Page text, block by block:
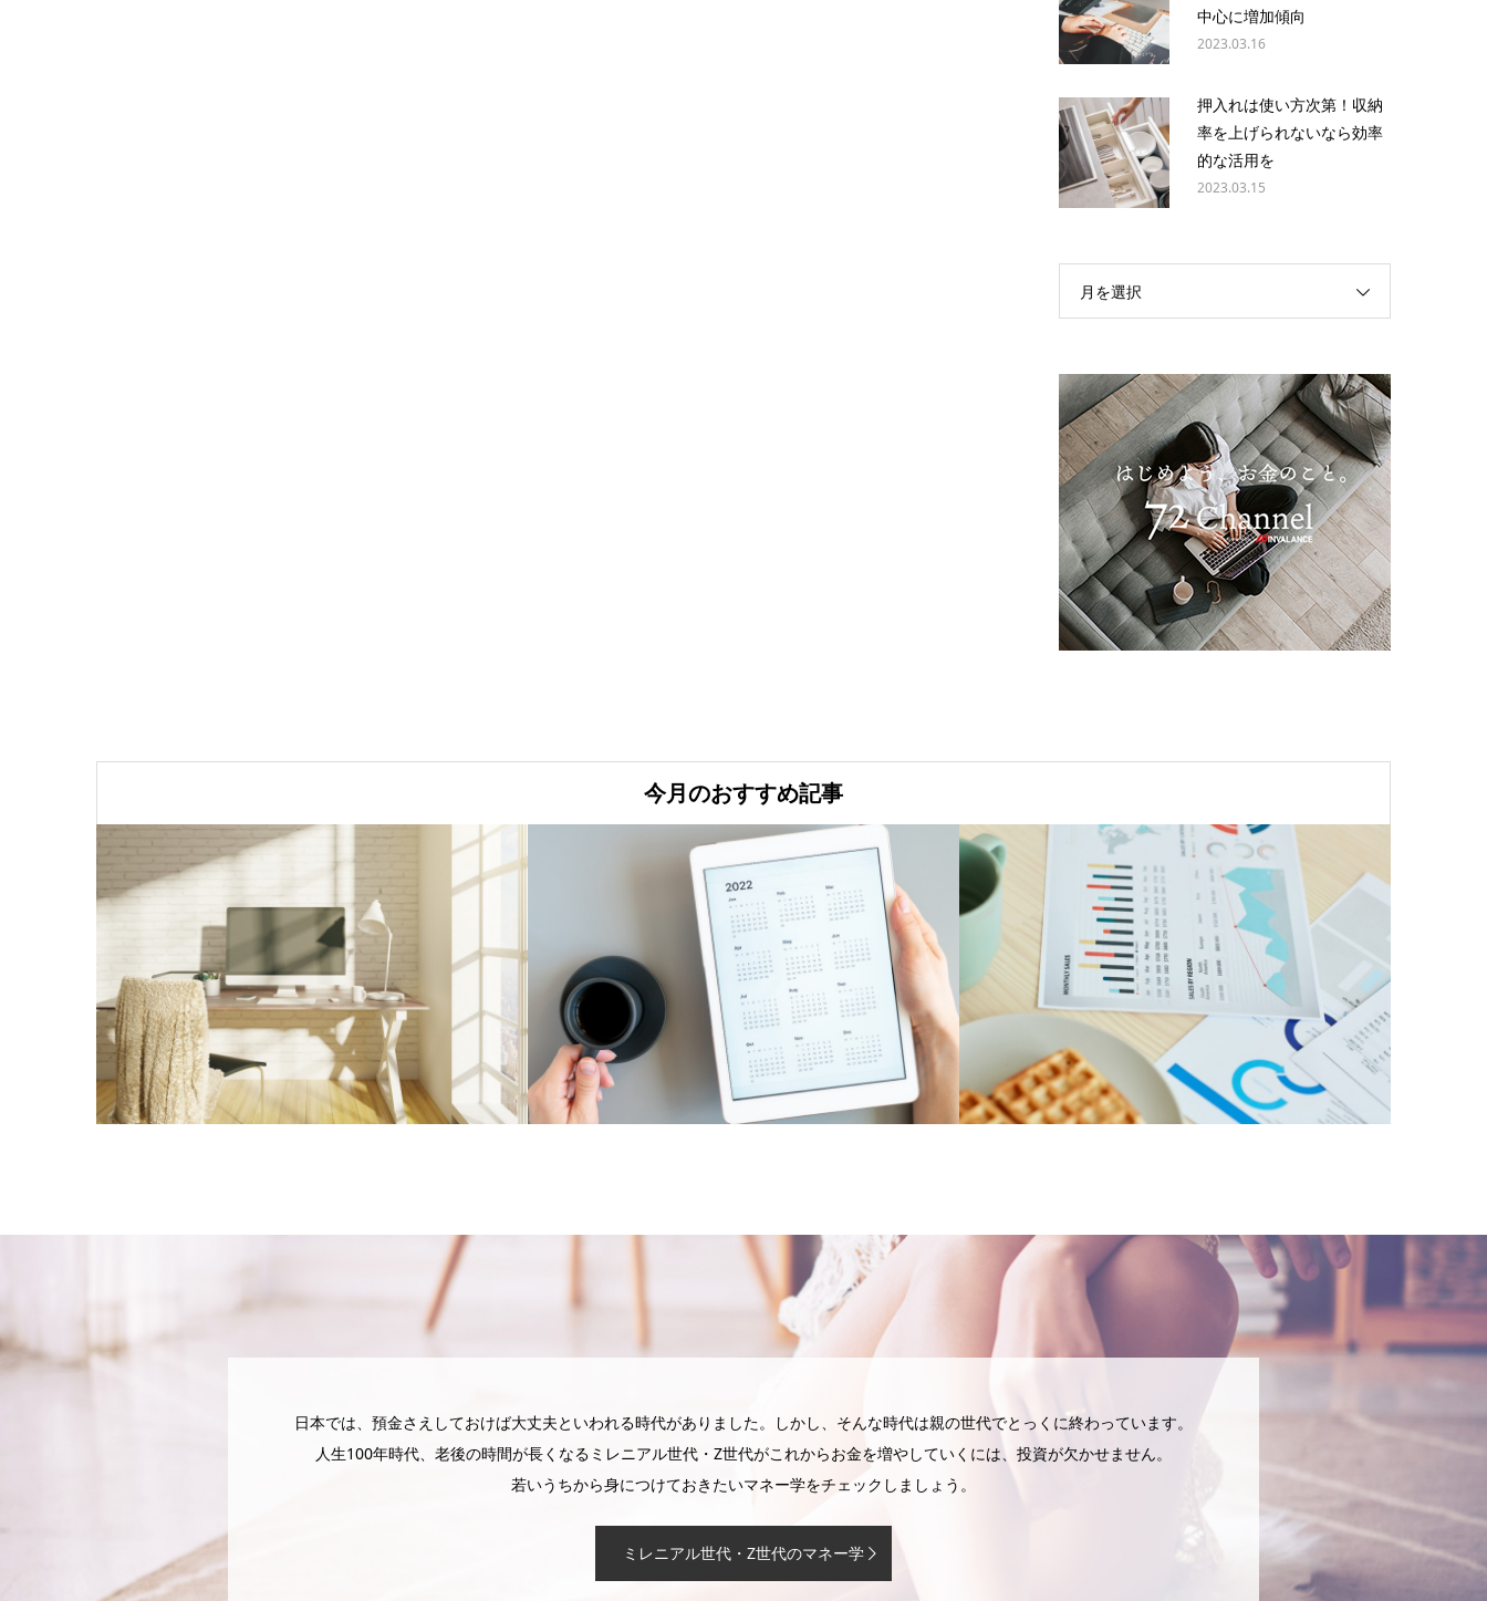
中心に増加傾向
2023.03.16
押入れは使い方次第！収納
率を上げられないなら効率
的な活用を
2023.03.15
月を選択
今月のおすすめ記事
日本では、預金さえしておけば大丈夫といわれる時代がありました。しかし、そんな時代は親の世代でとっくに終わっています。
人生100年時代、老後の時間が長くなるミレニアル世代・Z世代がこれからお金を増やしていくには、投資が欠かせません。
若いうちから身につけておきたいマネー学をチェックしましょう。
ミレニアル世代・Z世代のマネー学